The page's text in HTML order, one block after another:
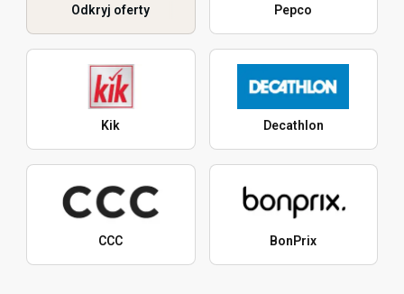
Odkryj oferty Pepco
Kik Decathlon
CCC BonPrix